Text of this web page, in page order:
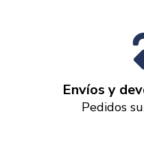
Envíos y
Pedidos